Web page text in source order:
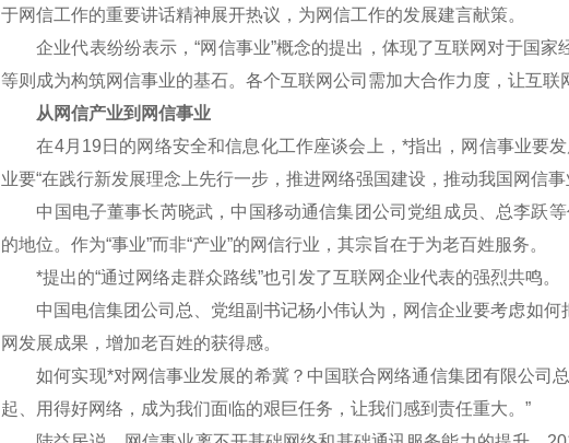
于网信工作的重要讲话精神展开热议，为网信工作的发展建言献策。
企业代表纷纷表示，“网信事业”概念的提出，体现了互联网对于国家
等则成为构筑网信事业的基石。各个互联网公司需加大合作力度，让互联
从网信产业到网信事业
在4月19日的网络安全和信息化工作座谈会上，*指出，网信事业要
业要“在践行新发展理念上先行一步，推进网络强国建设，推动我国网信
中国电子董事长芮晓武，中国移动通信集团公司党组成员、总李跃等
的地位。作为“事业”而非“产业”的网信行业，其宗旨在于为老百姓服务。
*提出的“通过网络走群众路线”也引发了互联网企业代表的强烈共鸣。
中国电信集团公司总、党组副书记杨小伟认为，网信企业要考虑如何
网发展成果，增加老百姓的获得感。
如何实现*对网信事业发展的希冀？中国联合网络通信集团有限公司
起、用得好网络，成为我们面临的艰巨任务，让我们感到责任重大。”